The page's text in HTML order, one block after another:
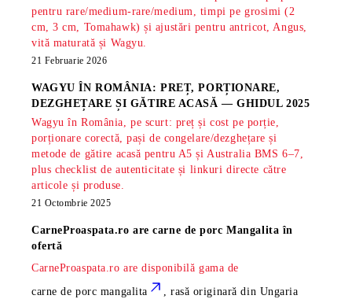
pentru rare/medium-rare/medium, timpi pe grosimi (2
cm, 3 cm, Tomahawk) și ajustări pentru antricot, Angus,
vită maturată și Wagyu.
21 Februarie 2026
WAGYU ÎN ROMÂNIA: PREȚ, PORȚIONARE,
DEZGHEȚARE ȘI GĂTIRE ACASĂ — GHIDUL 2025
Wagyu în România, pe scurt: preț și cost pe porție,
porționare corectă, pași de congelare/dezghețare și
metode de gătire acasă pentru A5 și Australia BMS 6–7,
plus checklist de autenticitate și linkuri directe către
articole și produse.
21 Octombrie 2025
CarneProaspata.ro arecarne de porc Mangalita în
ofertă
CarneProaspata.ro are disponibilă gama de
carne de porc mangalita
, rasă originară din Ungaria